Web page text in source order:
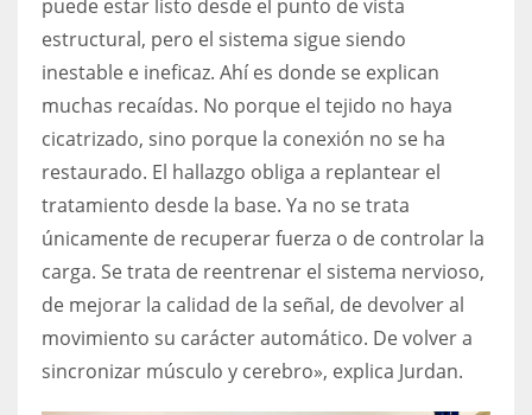
puede estar listo desde el punto de vista
estructural, pero el sistema sigue siendo
inestable e ineficaz. Ahí es donde se explican
muchas recaídas. No porque el tejido no haya
cicatrizado, sino porque la conexión no se ha
restaurado. El hallazgo obliga a replantear el
tratamiento desde la base. Ya no se trata
únicamente de recuperar fuerza o de controlar la
carga. Se trata de reentrenar el sistema nervioso,
de mejorar la calidad de la señal, de devolver al
movimiento su carácter automático. De volver a
sincronizar músculo y cerebro», explica Jurdan.